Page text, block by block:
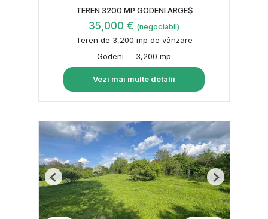
TEREN 3200 MP GODENI ARGEȘ
35,000 € (negociabil)
Teren de 3,200 mp de vânzare
Godeni
3,200 mp
Vezi mai multe detalii
Previous Next